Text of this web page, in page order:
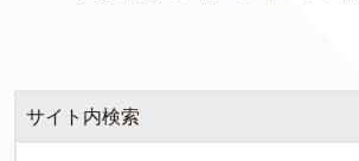
サイト内検索